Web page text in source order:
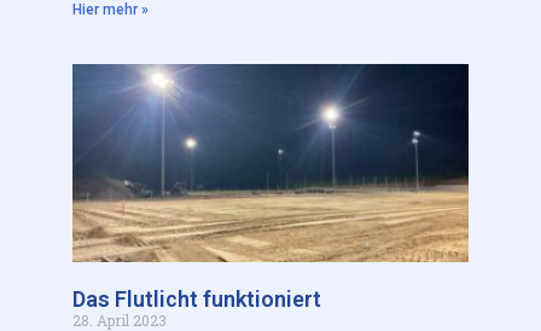
Hier mehr »
Das Flutlicht funktioniert
28. April 2023